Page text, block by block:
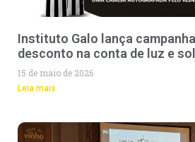
Instituto Galo lança
desconto na conta de luz e
15 de maio de 2026
Leia mais